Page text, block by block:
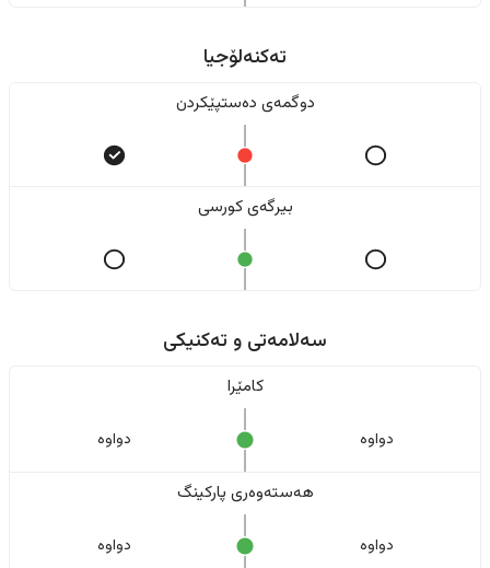
تەکنەلۆجیا
دوگمەی دەستپێکردن
بیرگەی کورسی
سەلامەتی و تەکنیکی
کامێرا
دواوە دواوە
هەستەوەری پارکینگ
دواوە دواوە